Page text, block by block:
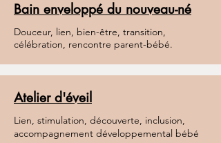
Bain enveloppé du nouveau-né
Douceur, lien, bien-être, transition,
célébration, rencontre parent-bébé.
Atelier d'éveil
Lien, stimulation, découverte, inclusion,
accompagnement développemental bébé